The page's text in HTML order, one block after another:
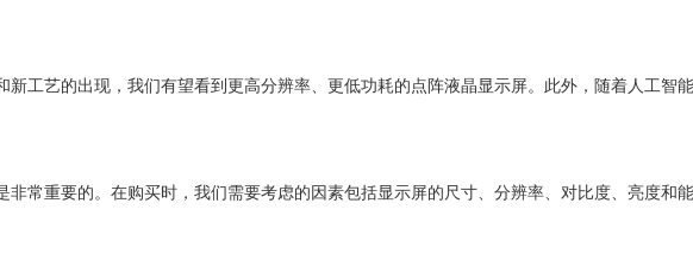
工艺的出现，我们有望看到更高分辨率、更低功耗的点阵液晶显示屏。此外，随着人工智
常重要的。在购买时，我们需要考虑的因素包括显示屏的尺寸、分辨率、对比度、亮度和